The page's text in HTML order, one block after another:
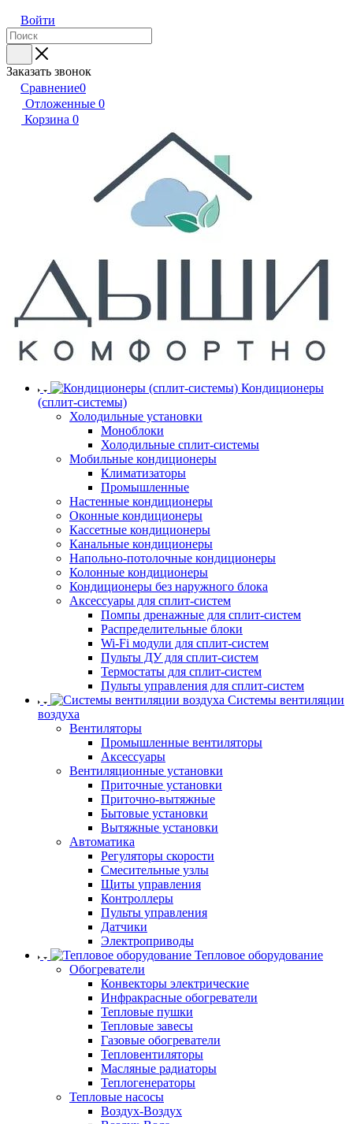
Войти
Заказать звонок
Сравнение0
Отложенные 0
Корзина 0
Кондиционеры
(сплит-системы)
Холодильные установки
Моноблоки
Холодильные сплит-системы
Мобильные кондиционеры
Климатизаторы
Промышленные
Настенные кондиционеры
Оконные кондиционеры
Кассетные кондиционеры
Канальные кондиционеры
Напольно-потолочные кондиционеры
Колонные кондиционеры
Кондиционеры без наружного блока
Аксессуары для сплит-систем
Помпы дренажные для сплит-систем
Распределительные блоки
Wi-Fi модули для сплит-систем
Пульты ДУ для сплит-систем
Термостаты для сплит-систем
Пульты управления для сплит-систем
Системы вентиляции
воздуха
Вентиляторы
Промышленные вентиляторы
Аксессуары
Вентиляционные установки
Приточные установки
Приточно-вытяжные
Бытовые установки
Вытяжные установки
Автоматика
Регуляторы скорости
Смесительные узлы
Щиты управления
Контроллеры
Пульты управления
Датчики
Электроприводы
Тепловое оборудование
Обогреватели
Конвекторы электрические
Инфракрасные обогреватели
Тепловые пушки
Тепловые завесы
Газовые обогреватели
Тепловентиляторы
Масляные радиаторы
Теплогенераторы
Тепловые насосы
Воздух-Воздух